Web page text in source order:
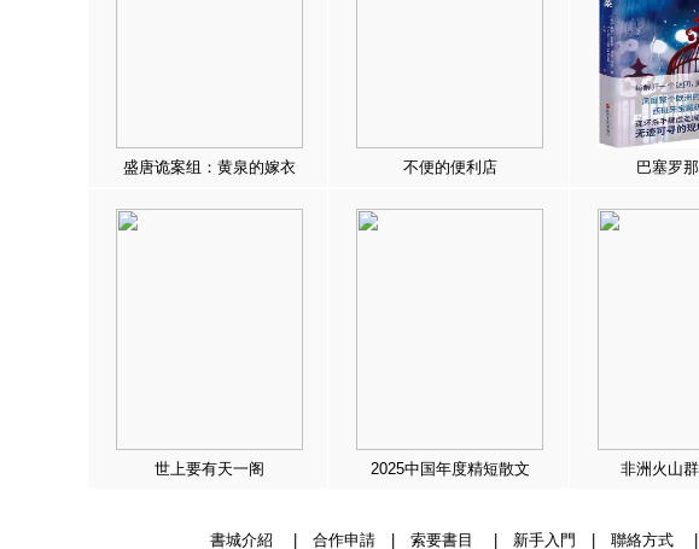
盛唐诡案组：黄泉的嫁衣 不便的便利店 巴塞罗
世上要有天一阁 2025中国年度精短散文 非洲火山
書城介紹 合作申請| 索要書目 新手入門 聯絡方式